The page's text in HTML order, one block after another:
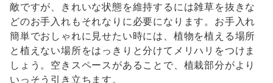
敵ですが、きれいな状態を維持するには雑草を抜きな
どのお手入れもそれなりに必要になります。お手入れ
簡単でおしゃれに見せたい時には、植物を植える場所
と植えない場所をはっきりと分けてメリハリをつけま
しょう。空きスペースがあることで、植栽部分がより
いっそう引き立ちます。